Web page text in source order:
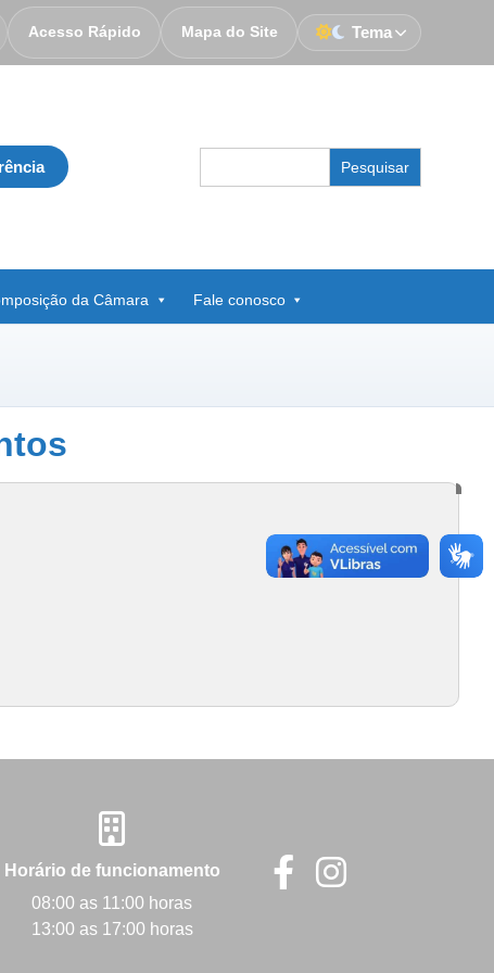
Acesso Rápido Mapa do Site Tema
for:
da Câmara Fale conosco
Horário de funcionamento
08:00 as 11:00 horas
13:00 as 17:00 horas